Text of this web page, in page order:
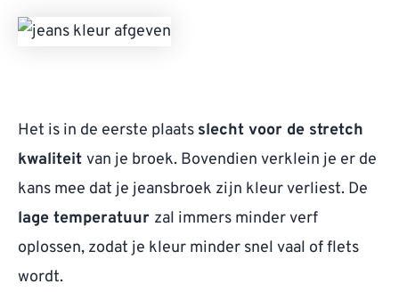
Het is in de eerste plaats slecht voor de stretch
kwaliteit van je broek. Bovendien verklein je er de
kans mee dat je jeansbroek zijn kleur verliest. De
lage temperatuur zal immers minder verf
oplossen, zodat je kleur minder snel vaal of flets
wordt.